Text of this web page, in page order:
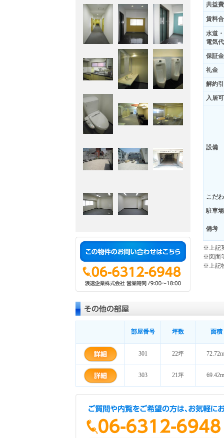
共益費
賃料
水道
電気代
保証
礼金
解約
入居
設備
こだ
駐車場
備考
※上記
※図面
※上記
部屋番号 坪数 面積
301 22坪
303 21坪